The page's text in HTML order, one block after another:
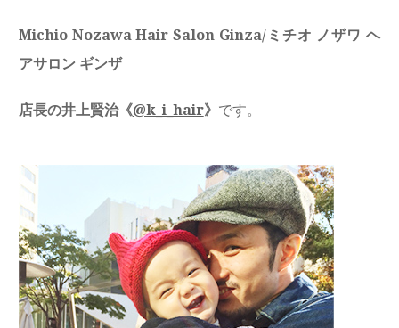
Michio Nozawa Hair Salon Ginza/ミチオ ノザワ ヘ
アサロン ギンザ
店長の井上賢治《@k_i_hair》 です。